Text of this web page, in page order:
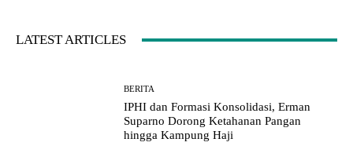
LATEST ARTICLES
BERITA
IPHI dan Formasi Konsolidasi, Erman
Suparno Dorong Ketahanan Pangan
hingga Kampung Haji